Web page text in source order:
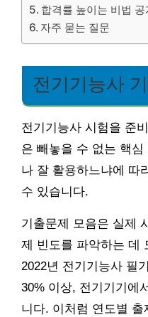
합격률 높이는 비법 공
자주 묻는 질문
전기기능사
전기기능사 시험을 준
은 빼놓을 수 없는 핵
나 잘 활용하느냐에 따
수 있습니다.
기출문제 모음은 실제
제 빈도를 파악하는 데
2022년 전기기능사 필
30% 이상, 전기기기에
니다. 이처럼 연도별